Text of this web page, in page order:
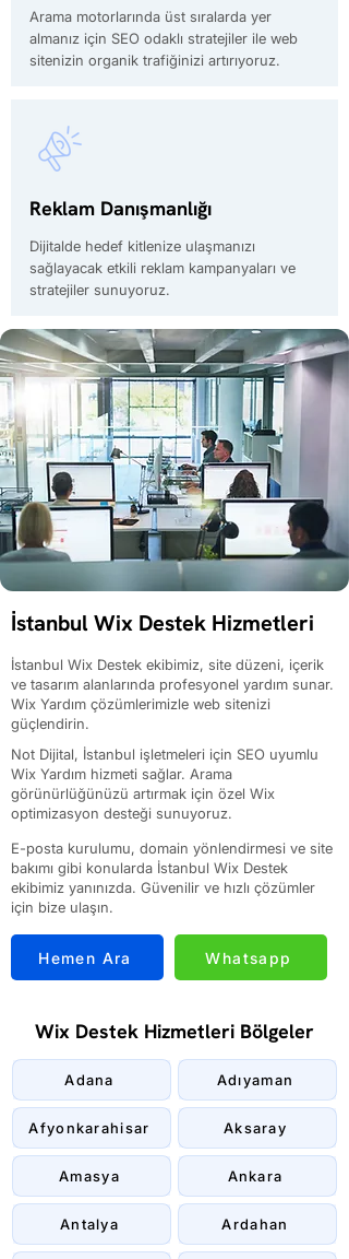
Arama motorlarında üst sıralarda yer
almanız için SEO odaklı stratejiler ile web
sitenizin organik trafiğinizi artırıyoruz.
Reklam Danışmanlığı
Dijitalde hedef kitlenize ulaşmanızı
sağlayacak etkili reklam kampanyaları ve
stratejiler sunuyoruz.
İstanbul Wix Destek Hizmetleri
İstanbul Wix Destek ekibimiz, site düzeni, içerik
ve tasarım alanlarında profesyonel yardım sunar.
Wix Yardım çözümlerimizle web sitenizi
güçlendirin.
Not Dijital, İstanbul işletmeleri için SEO uyumlu
Wix Yardım hizmeti sağlar. Arama
görünürlüğünüzü artırmak için özel Wix
optimizasyon desteği sunuyoruz.
E-posta kurulumu, domain yönlendirmesi ve site
bakımı gibi konularda İstanbul Wix Destek
ekibimiz yanınızda. Güvenilir ve hızlı çözümler
için bize ulaşın.
Hemen Ara Whatsapp
Wix Destek Hizmetleri Bölgeler
Adana
Afyonkarahisar
Amasya
Antalya
Adıyaman
Aksaray
Ankara
Ardahan